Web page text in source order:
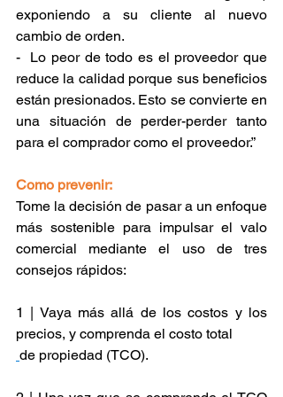
exponiendo a su cliente al nuevo
cambio de orden.
-  Lo peor de todo es el proveedor que
reduce la calidad porque sus beneficios
están presionados. Esto se convierte en
una situación de perder-perder tanto
para el comprador como el proveedor.”
Como prevenir:
Tome la decisión de pasar a un enfoque
más sostenible para impulsar el valo
comercial mediante el uso de tres
consejos rápidos:
1 | Vaya más allá de los costos y los
precios, y comprenda el costo total
de propiedad (TCO).